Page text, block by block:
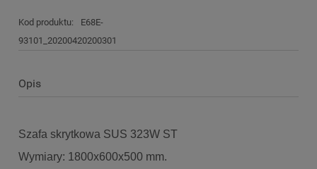
Kod produktu:
E68E-
93101_20200420200301
Opis
Szafa skrytkowa SUS 323W ST
Wymiary: 1800x600x500 mm.